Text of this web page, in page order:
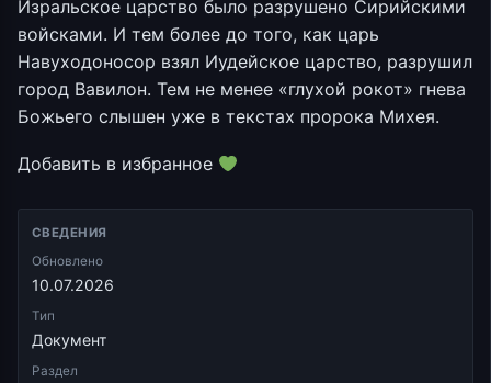
Изральское царство было разрушено Сирийскими
войсками. И тем более до того, как царь
Навуходоносор взял Иудейское царство, разрушил
город Вавилон. Тем не менее «глухой рокот» гнева
Божьего слышен уже в текстах пророка Михея.
Добавить в избранное
СВЕДЕНИЯ
Обновлено
10.07.2026
Тип
Документ
Раздел